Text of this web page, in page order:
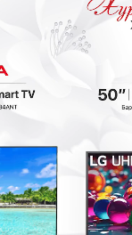
буйдан 1560220